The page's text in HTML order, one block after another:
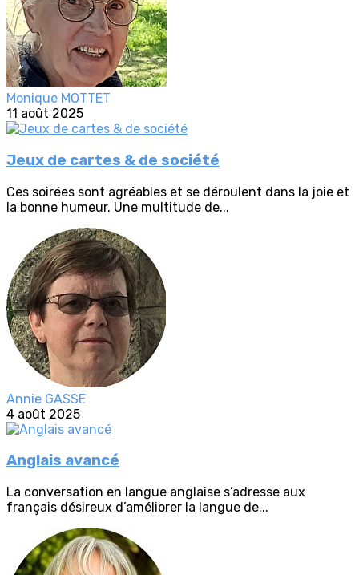
Monique MOTTET
11 août 2025
Jeux de cartes & de société
Ces soirées sont agréables et se déroulent dans la joie et
la bonne humeur. Une multitude de...
Annie GASSE
4 août 2025
Anglais avancé
La conversation en langue anglaise s’adresse aux
français désireux d’améliorer la langue de...